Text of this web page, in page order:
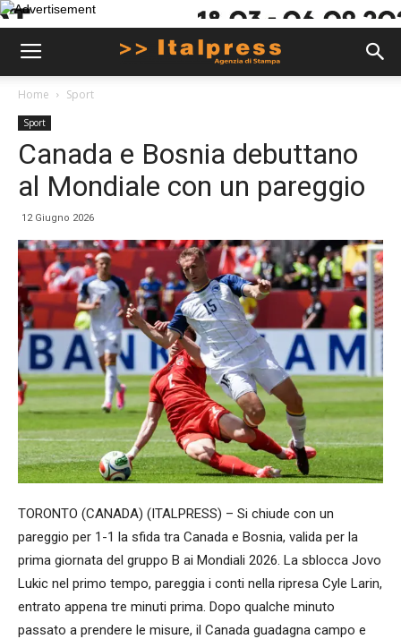
Home Sport
Sport
Canada e Bosnia debuttano
al Mondiale con un pareggio
12 Giugno 2026
TORONTO (CANADA) (ITALPRESS) – Si chiude con un
pareggio per 1-1 la sfida tra Canada e Bosnia, valida per la
prima giornata del gruppo B ai Mondiali 2026. La sblocca Jovo
Lukic nel primo tempo, pareggia i conti nella ripresa Cyle Larin,
entrato appena tre minuti prima. Dopo qualche minuto
passato a prendere le misure, il Canada guadagna campo e